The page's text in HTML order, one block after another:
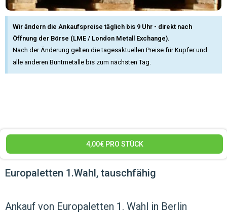
Wir ändern die Ankaufspreise täglich bis 9 Uhr - direkt nach
Öffnung der Börse (LME / London Metall Exchange).
Nach der Änderung gelten die tagesaktuellen Preise für Kupfer und
alle anderen Buntmetalle bis zum nächsten Tag.
Europaletten 1.Wahl, tauschfähig
Ankauf von Europaletten 1. Wahl in Berlin
4,00€ PRO STÜCK